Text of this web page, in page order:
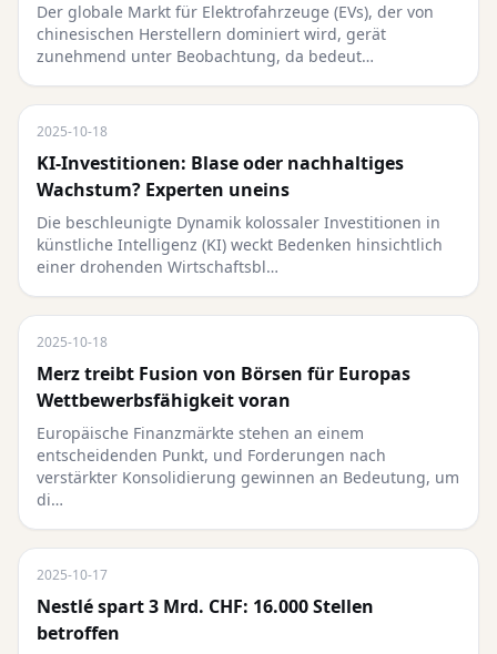
Der globale Markt für Elektrofahrzeuge (EVs), der von
chinesischen Herstellern dominiert wird, gerät
zunehmend unter Beobachtung, da bedeut…
2025-10-18
KI-Investitionen: Blase oder nachhaltiges
Wachstum? Experten uneins
Die beschleunigte Dynamik kolossaler Investitionen in
künstliche Intelligenz (KI) weckt Bedenken hinsichtlich
einer drohenden Wirtschaftsbl…
2025-10-18
Merz treibt Fusion von Börsen für Europas
Wettbewerbsfähigkeit voran
Europäische Finanzmärkte stehen an einem
entscheidenden Punkt, und Forderungen nach
verstärkter Konsolidierung gewinnen an Bedeutung, um
di…
2025-10-17
Nestlé spart 3 Mrd. CHF: 16.000 Stellen
betroffen